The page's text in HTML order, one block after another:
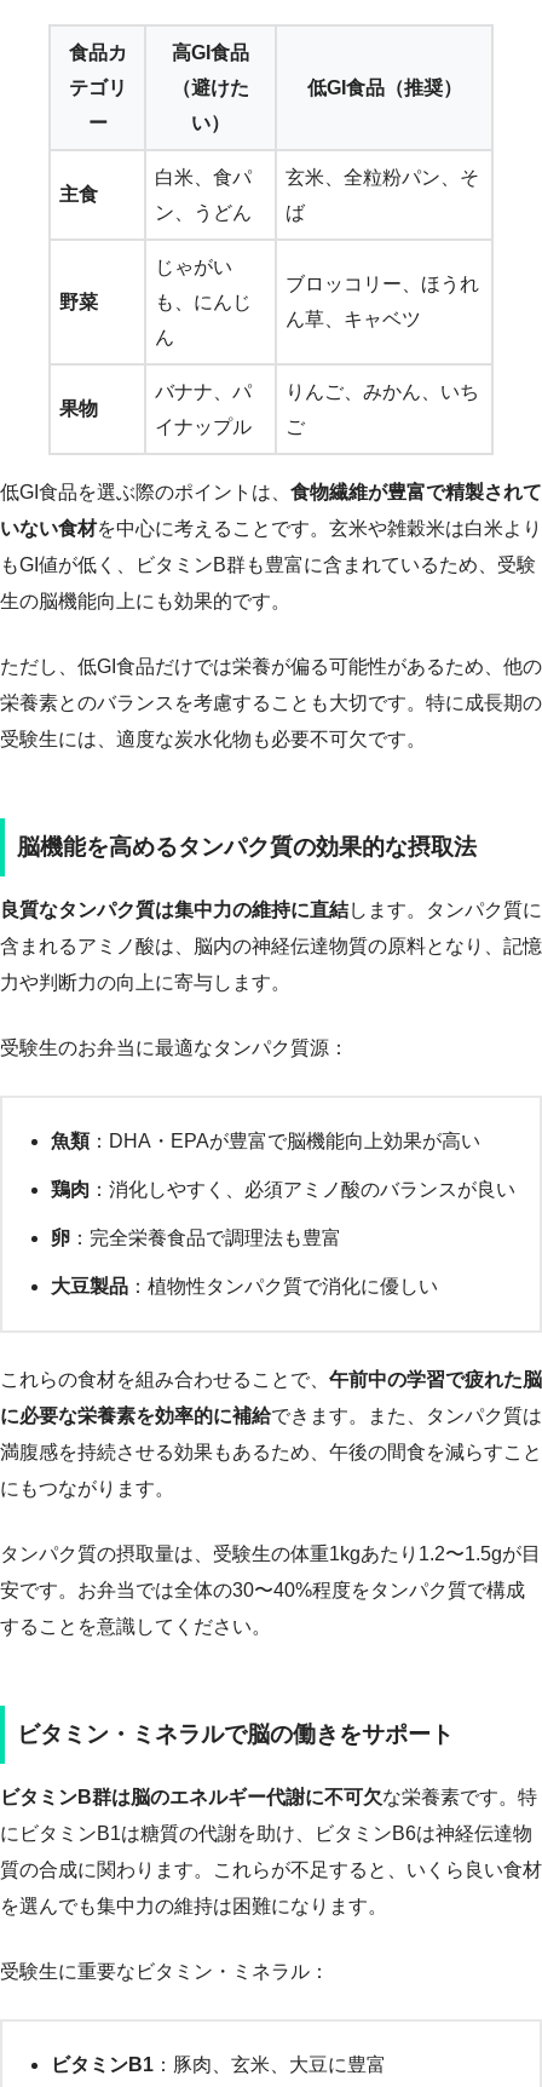
食品カ
テゴリ
ー
高GI食品
（避けた
い）
低GI食品（推奨）
主食
白米、食パ
ン、うどん
玄米、全粒粉パン、そ
ば
野菜
じゃがい
も、にんじ
ん
ブロッコリー、ほうれ
ん草、キャベツ
果物
バナナ、パ
イナップル
りんご、みかん、いち
ご
低GI食品を選ぶ際のポイントは、 食物繊維が豊富で精製されて
いない食材を中心に考えることです。玄米や雑穀米は白米より
もGI値が低く、ビタミンB群も豊富に含まれているため、受験
生の脳機能向上にも効果的です。
ただし、低GI食品だけでは栄養が偏る可能性があるため、他の
栄養素とのバランスを考慮することも大切です。特に成長期の
受験生には、適度な炭水化物も必要不可欠です。
脳機能を高めるタンパク質の効果的な摂取法
良質なタンパク質は集中力の維持に直結します。タンパク質に
含まれるアミノ酸は、脳内の神経伝達物質の原料となり、記憶
力や判断力の向上に寄与します。
受験生のお弁当に最適なタンパク質源：
魚類：DHA・EPAが豊富で脳機能向上効果が高い
鶏肉 ：消化しやすく、必須アミノ酸のバランスが良い
卵 ：完全栄養食品で調理法も豊富
大豆製品 ：植物性タンパク質で消化に優しい
これらの食材を組み合わせることで、 午前中の学習で疲れた脳
に必要な栄養素を効率的に補給できます。また、タンパク質は
満腹感を持続させる効果もあるため、午後の間食を減らすこと
にもつながります。
タンパク質の摂取量は、受験生の体重1kgあたり1.2〜1.5gが目
安です。お弁当では全体の30〜40%程度をタンパク質で構成
することを意識してください。
ビタミン・ミネラルで脳の働きをサポート
ビタミンB群は脳のエネルギー代謝に不可欠な栄養素です。特
にビタミンB1は糖質の代謝を助け、ビタミンB6は神経伝達物
質の合成に関わります。これらが不足すると、いくら良い食材
を選んでも集中力の維持は困難になります。
受験生に重要なビタミン・ミネラル：
ビタミンB1 ：豚肉、玄米、大豆に豊富